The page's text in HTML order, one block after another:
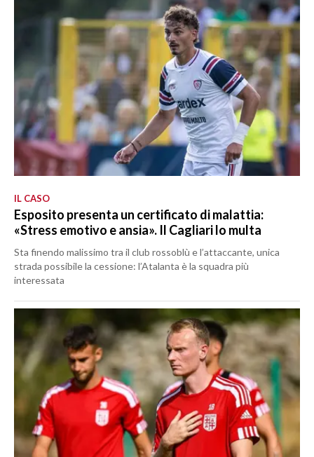
IL CASO
Esposito presenta un certificato di malattia:
«Stress emotivo e ansia». Il Cagliari lo multa
Sta finendo malissimo tra il club rossoblù e l’attaccante, unica
strada possibile la cessione: l’Atalanta è la squadra più
interessata